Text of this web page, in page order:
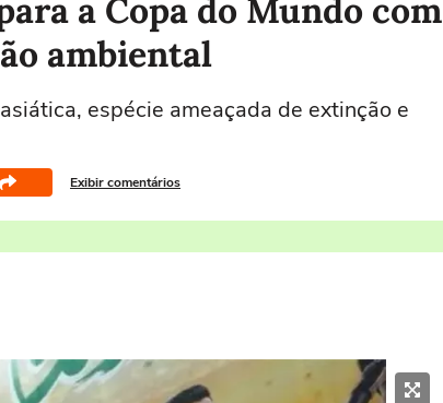
a Copa do Mundo com
ambiental
espécie ameaçada de extinção e
Exibir comentários